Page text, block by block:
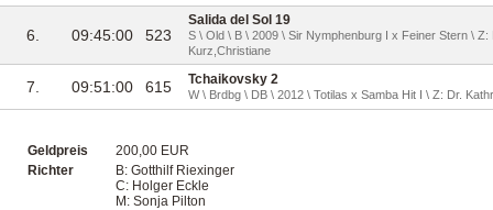
6. 09:45:00 523
Salida del Sol 19
S \ Old \ B \ 2009 \ Sir Nymphenburg I x Feiner Stern \
Kurz,Christiane
7. 09:51:00 615 Tchaikovsky 2
W \ Brdbg \ DB \ 2012 \ Totilas x Samba Hit I \ Z: Dr.
Geldpreis
200,00 EUR
Richter
B: Gotthilf Riexinger
C: Holger Eckle
M: Sonja Pilton